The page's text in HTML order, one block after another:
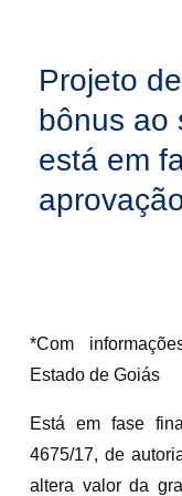
Projeto
bônus ao
está em
*Com
Estado de Goiás
Está em fase
4675/17, de
altera valor da